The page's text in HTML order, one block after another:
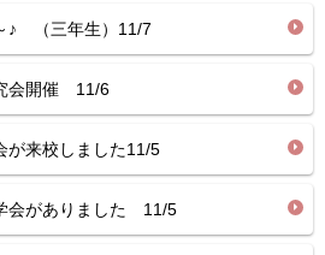
♪ （三年生）11/7
会開催 11/6
が来校しました11/5
会がありました 11/5